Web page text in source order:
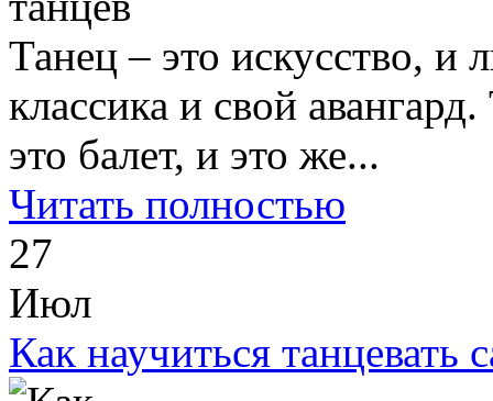
Танец – это искусство, и
классика и свой
это балет, и это же...
Читать полностью
27
Июл
Как научиться танцевать